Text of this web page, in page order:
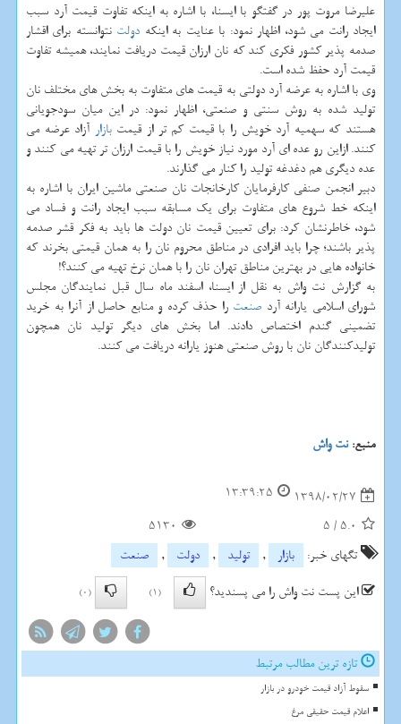
علیرضا مروت پور در گفتگو با ایسنا، با اشاره به اینكه تفاوت قیمت آرد سبب
ایجاد رانت می شود، اظهار نمود: با عنایت به اینكه دولت نتوانسته برای اقشار
صدمه پذیر كشور فكری كند كه نان ارزان قیمت دریافت نمایند، همیشه تفاوت
قیمت آرد حفظ شده است.
وی با اشاره به عرضه آرد دولتی به قیمت های متفاوت به بخش های مختلف نان
تولید شده به روش سنتی و صنعتی، اظهار نمود: در این میان سودجویانی
هستند كه سهمیه آرد خویش را با قیمت كم تر از قیمتبازار آزاد عرضه می
كنند. ازاین رو عده ای آرد مورد نیاز خویش را با قیمت ارزان تر تهیه می كنند و
عده دیگری هم دغدغه تولید را كنار می گذارند.
دبیر انجمن صنفی كارفرمایان كارخانجات نان صنعتی ماشین ایران با اشاره به
اینكه خط شروع های متفاوت برای یك مسابقه سبب ایجاد رانت و فساد می
شود، خاطرنشان كرد: برای تعیین قیمت نان دولت ها باید به فكر قشر صدمه
پذیر باشند؛ چرا باید افرادی در مناطق محروم نان را به همان قیمتی بخرند كه
خانواده هایی در بهترین مناطق تهران نان را با همان نرخ تهیه می كنند؟!
به گزارش نت واش به نقل از ایسنا، اسفند ماه سال قبل نمایندگان مجلس
شورای اسلامی یارانه آرد صنعت را حذف كرده و منابع حاصل از آنرا به خرید
تضمینی گندم اختصاص دادند. اما بخش های دیگر تولید نان همچون
تولیدكنندگان نان با روش صنعتی هنوز یارانه دریافت می كنند.
منبع:نت واش
1398/02/27
13:39:25
5.0
/
5
5130
تگهای خبر:
بازار , تولید , دولت ,
صنعت
این پست نت واش را می پسندید؟
(1)
(0)
تازه ترین مطالب مرتبط
سقوط آزاد قیمت خودرو در بازار
اعلام قیمت حقیقی مرغ